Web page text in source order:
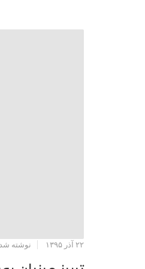
۲۲ آذر ۱۳۹۵ نوشته